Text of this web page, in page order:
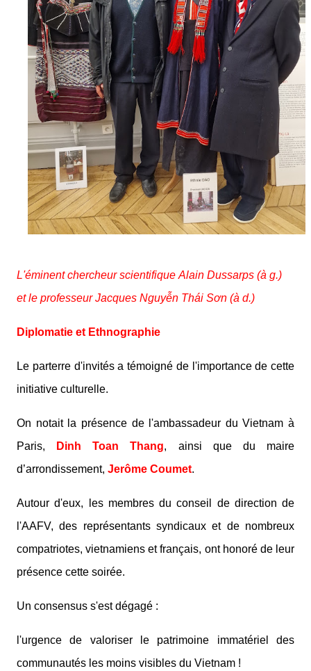
L'éminent chercheur scientifique Alain Dussarps (à g.)
etle professeur Jacques Nguyễn Thái Sơn (à d.)
Diplomatie et Ethnographie
Le parterre d'invités a témoigné de l'importance de cette
initiative culturelle.
On notait la présence de l'ambassadeur du Vietnam à
Paris,
Dinh Toan Thang, ainsi que du maire
d’arrondissement, Jerôme Coumet.
Autour d'eux, les membres du conseil de direction de
l'AAFV, des représentants syndicaux et de nombreux
compatriotes, vietnamiens et français, ont honoré de leur
présence cette soirée.
Un consensus s'est dégagé :
l'urgence de valoriser le patrimoine immatériel des
communautés les moins visibles du Vietnam !